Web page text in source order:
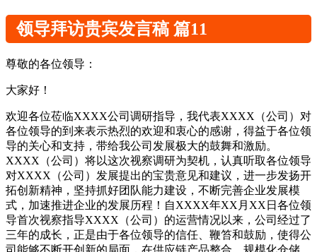
领导拜访贵宾发言稿 篇11
尊敬的各位领导：
大家好！
欢迎各位莅临XXXX公司调研指导，我代表XXXX（公司）对
各位领导的到来表示热烈的欢迎和衷心的感谢，得益于各位领
导的关心和支持，带给我公司发展极大的鼓舞和激励。
XXXX（公司）将以这次视察调研为契机，认真听取各位领导
对XXXX（公司）发展提出的宝贵意见和建议，进一步发扬开
拓创新精神，坚持抓好团队能力建设，不断完善企业发展模
式，加速推进企业的发展历程！自XXXX年XX月XX日各位领
导首次视察指导XXXX（公司）的运营情况以来，公司经过了
三年的成长，正是由于各位领导的信任、鞭笞和鼓励，使得公